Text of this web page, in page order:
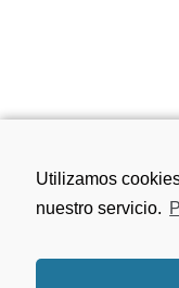
Utilizamos
nuestro servicio.
Granada